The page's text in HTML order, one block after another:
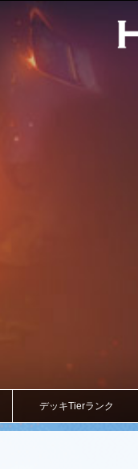
デッキTierランク